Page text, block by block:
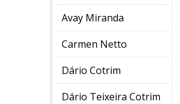
Avay Miranda
Carmen Netto
Dário Cotrim
Dário Teixeira Cotrim